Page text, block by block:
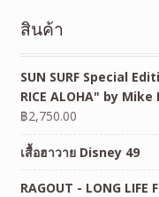
สินค้า
SUN SURF Special
RICE ALOHA" by Mike
฿2,750.00
เสื้อฮาวาย Disney 49
RAGOUT - LONG LIFE